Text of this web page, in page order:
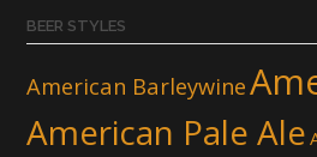
BEER STYLES
American Barleywine
American Pale Ale